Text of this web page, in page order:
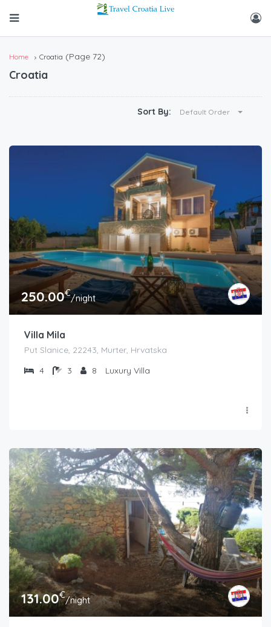
Home Croatia (Page 72)
Croatia
Sort By: Default Order
250.00€/night
Villa Mila
Put Slanice, 22243, Murter, Hrvatska
4
3 8 Luxury Villa
131.00€/night